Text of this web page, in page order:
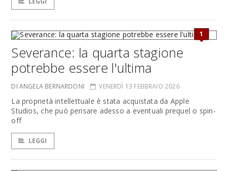
1
Severance: la quarta stagione
potrebbe essere l'ultima
DI ANGELA BERNARDONI VENERDÌ 13 FEBBRAIO 2026
La proprietà intellettuale è stata acquistata da Apple
Studios, che può pensare adesso a eventuali prequel o spin-
off
LEGGI